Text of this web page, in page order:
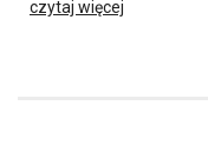
czytaj więcej